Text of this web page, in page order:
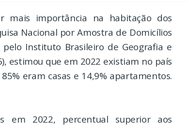
mais importância na habitação dos
Nacional por Amostra de Domicílios
Instituto Brasileiro de Geografia e
estimou que em 2022 existiam no país
eram casas e 14,9% apartamentos.
em 2022, percentual superior aos